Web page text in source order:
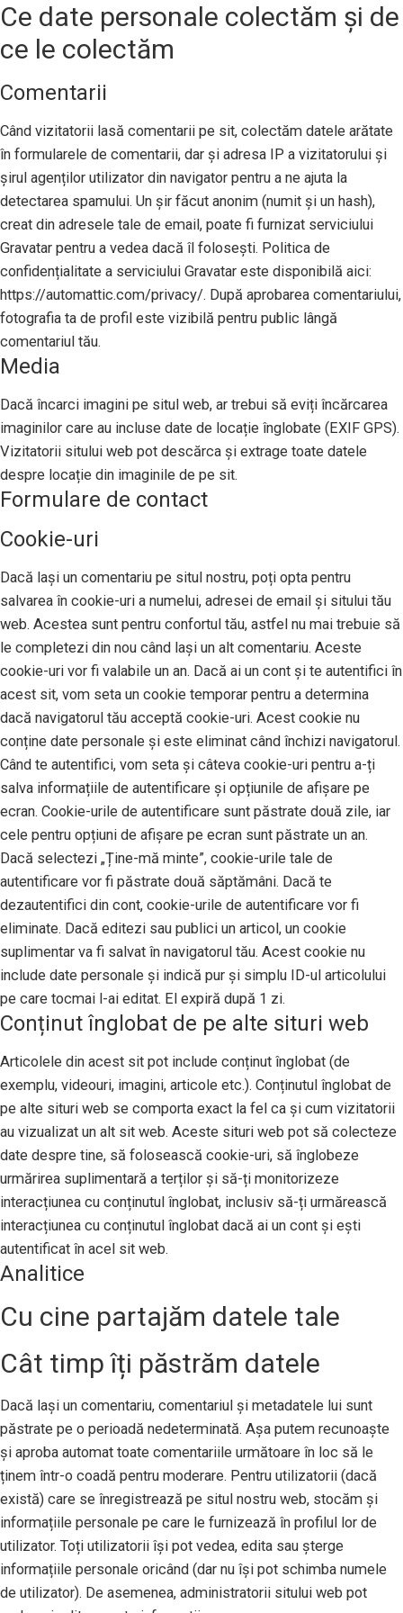
Ce date personale colectăm și de
ce le colectăm
Comentarii
Când vizitatorii lasă comentarii pe sit, colectăm datele arătate
în formularele de comentarii, dar și adresa IP a vizitatorului și
șirul agenților utilizator din navigator pentru a ne ajuta la
detectarea spamului. Un șir făcut anonim (numit și un hash),
creat din adresele tale de email, poate fi furnizat serviciului
Gravatar pentru a vedea dacă îl folosești. Politica de
confidențialitate a serviciului Gravatar este disponibilă aici:
https://automattic.com/privacy/. După aprobarea comentariului,
fotografia ta de profil este vizibilă pentru public lângă
comentariul tău.
Media
Dacă încarci imagini pe situl web, ar trebui să eviți încărcarea
imaginilor care au incluse date de locație înglobate (EXIF GPS).
Vizitatorii sitului web pot descărca și extrage toate datele
despre locație din imaginile de pe sit.
Formulare de contact
Cookie-uri
Dacă lași un comentariu pe situl nostru, poți opta pentru
salvarea în cookie-uri a numelui, adresei de email și sitului tău
web. Acestea sunt pentru confortul tău, astfel nu mai trebuie să
le completezi din nou când lași un alt comentariu. Aceste
cookie-uri vor fi valabile un an. Dacă ai un cont și te autentifici în
acest sit, vom seta un cookie temporar pentru a determina
dacă navigatorul tău acceptă cookie-uri. Acest cookie nu
conține date personale și este eliminat când închizi navigatorul.
Când te autentifici, vom seta și câteva cookie-uri pentru a-ți
salva informațiile de autentificare și opțiunile de afișare pe
ecran. Cookie-urile de autentificare sunt păstrate două zile, iar
cele pentru opțiuni de afișare pe ecran sunt păstrate un an.
Dacă selectezi „Ține-mă minte”, cookie-urile tale de
autentificare vor fi păstrate două săptămâni. Dacă te
dezautentifici din cont, cookie-urile de autentificare vor fi
eliminate. Dacă editezi sau publici un articol, un cookie
suplimentar va fi salvat în navigatorul tău. Acest cookie nu
include date personale și indică pur și simplu ID-ul articolului
pe care tocmai l-ai editat. El expiră după 1 zi.
Conținut înglobat de pe alte situri web
Articolele din acest sit pot include conținut înglobat (de
exemplu, videouri, imagini, articole etc.). Conținutul înglobat de
pe alte situri web se comporta exact la fel ca și cum vizitatorii
au vizualizat un alt sit web. Aceste situri web pot să colecteze
date despre tine, să folosească cookie-uri, să înglobeze
urmărirea suplimentară a terților și să-ți monitorizeze
interacțiunea cu conținutul înglobat, inclusiv să-ți urmărească
interacțiunea cu conținutul înglobat dacă ai un cont și ești
autentificat în acel sit web.
Analitice
Cu cine partajăm datele tale
Cât timp îți păstrăm datele
Dacă lași un comentariu, comentariul și metadatele lui sunt
păstrate pe o perioadă nedeterminată. Așa putem recunoaște
și aproba automat toate comentariile următoare în loc să le
ținem într-o coadă pentru moderare. Pentru utilizatorii (dacă
există) care se înregistrează pe situl nostru web, stocăm și
informațiile personale pe care le furnizează în profilul lor de
utilizator. Toți utilizatorii își pot vedea, edita sau șterge
informațiile personale oricând (dar nu își pot schimba numele
de utilizator). De asemenea, administratorii sitului web pot